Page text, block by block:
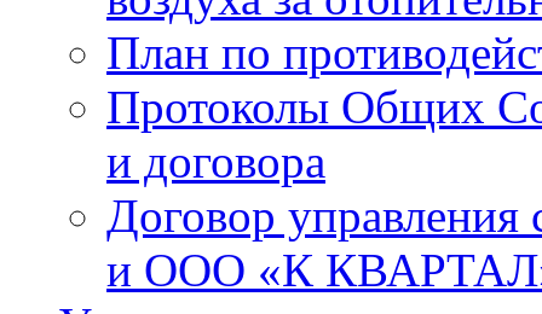
План по
Протоколы Общих
и договора
Договор управления
и ООО «К